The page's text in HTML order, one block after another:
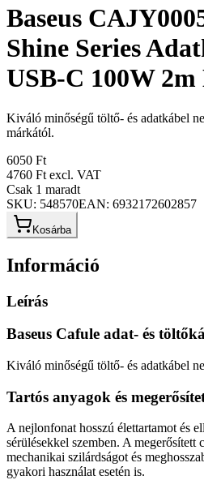
Baseus
Shine Series
USB-C 100W
Kiváló minőségű töltő- és adatkábel
márkától.
6050 Ft
4760 Ft excl. VAT
Csak 1 maradt
SKU: 548570EAN: 6932172602857
Kosárba
Információ
Leírás
Baseus Cafule adat- és
Kiváló minőségű töltő- és adatkábel
Tartós anyagok és
A nejlonfonat hosszú élettartamot és
sérülésekkel szemben. A megerősített
mechanikai szilárdságot és
gyakori használat esetén is.